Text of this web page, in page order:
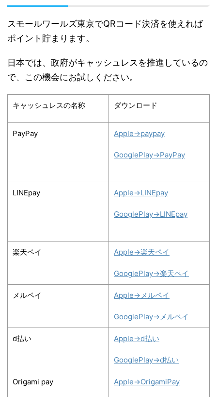
スモールワールズ東京でQRコード決済を使えれば
ポイント貯まります。
日本では、政府がキャッシュレスを推進しているの
で、この機会にお試しください。
キャッシュレスの名称 ダウンロード
PayPay Apple→paypay
GooglePlay→PayPay
LINEpay Apple→LINEpay
GooglePlay→LINEpay
楽天ペイ Apple→楽天ペイ
GooglePlay→楽天ペイ
メルペイ Apple→メルペイ
GooglePlay→メルペイ
d払い Apple→d払い
GooglePlay→d払い
Origami pay Apple→OrigamiPay